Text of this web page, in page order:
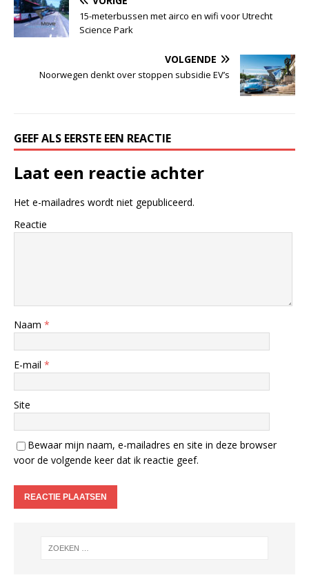
15-meterbussen met airco en wifi voor Utrecht
Science Park
VOLGENDE
Noorwegen denkt over stoppen subsidie EV’s
GEEF ALS EERSTE EEN REACTIE
Laat een reactie achter
Het e-mailadres wordt niet gepubliceerd.
Reactie
Naam *
E-mail *
Site
Bewaar mijn naam, e-mailadres en site in deze browser
voor de volgende keer dat ik reactie geef.